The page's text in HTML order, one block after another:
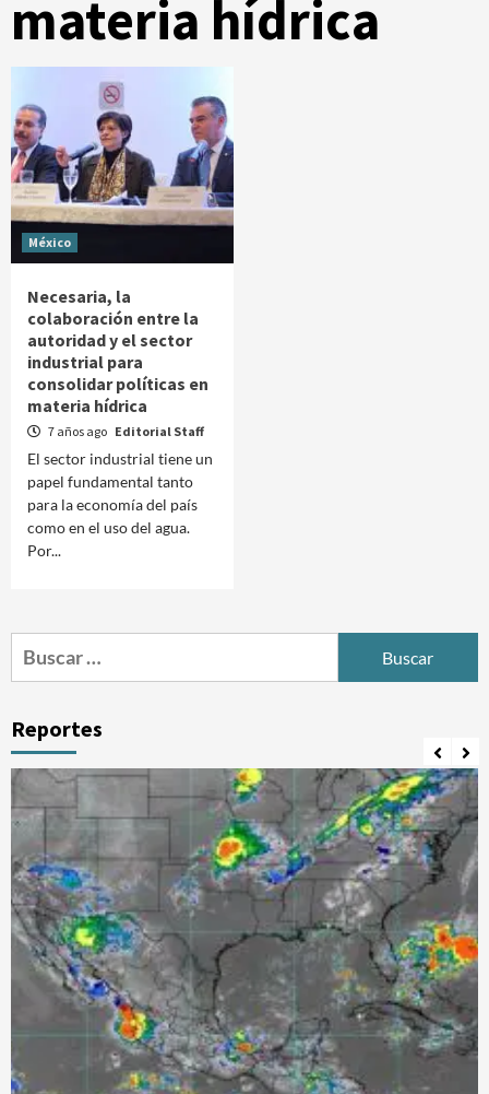
materia hídrica
México
Necesaria, la
colaboración entre la
autoridad y el sector
industrial para
consolidar políticas en
materia hídrica
7 años ago Editorial Staff
El sector industrial tiene un
papel fundamental tanto
para la economía del país
como en el uso del agua.
Por...
Buscar:
Reportes